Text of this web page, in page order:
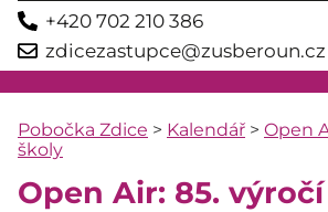
+420 702 210 386
zdicezastupce@zusberoun.cz
Pobočka Zdice > Kalendář > Open
školy
Open Air: 85.